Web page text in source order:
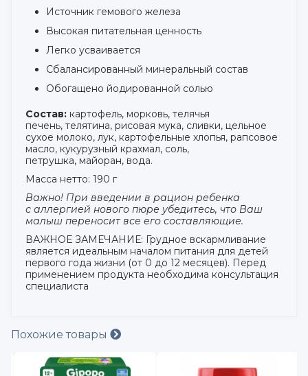
Источник гемового железа
Высокая питательная ценность
Легко усваивается
Сбалансированный минеральный состав
Обогащено йодированной солью
Состав: картофель, морковь, телячья
печень, телятина, рисовая мука, сливки, цельное
сухое молоко, лук, картофельные хлопья, рапсовое
масло, кукурузный крахмал, соль,
петрушка, майоран, вода.
Масса нетто: 190 г
Важно! При введении в рацион ребенка
с аллергией нового пюре убедитесь, что Ваш
малыш переносит все его составляющие.
ВАЖНОЕ ЗАМЕЧАНИЕ: Грудное вскармливание
является идеальным началом питания для детей
первого года жизни (от 0 до 12 месяцев). Перед
применением продукта необходима консультация
специалиста
Похожие товары